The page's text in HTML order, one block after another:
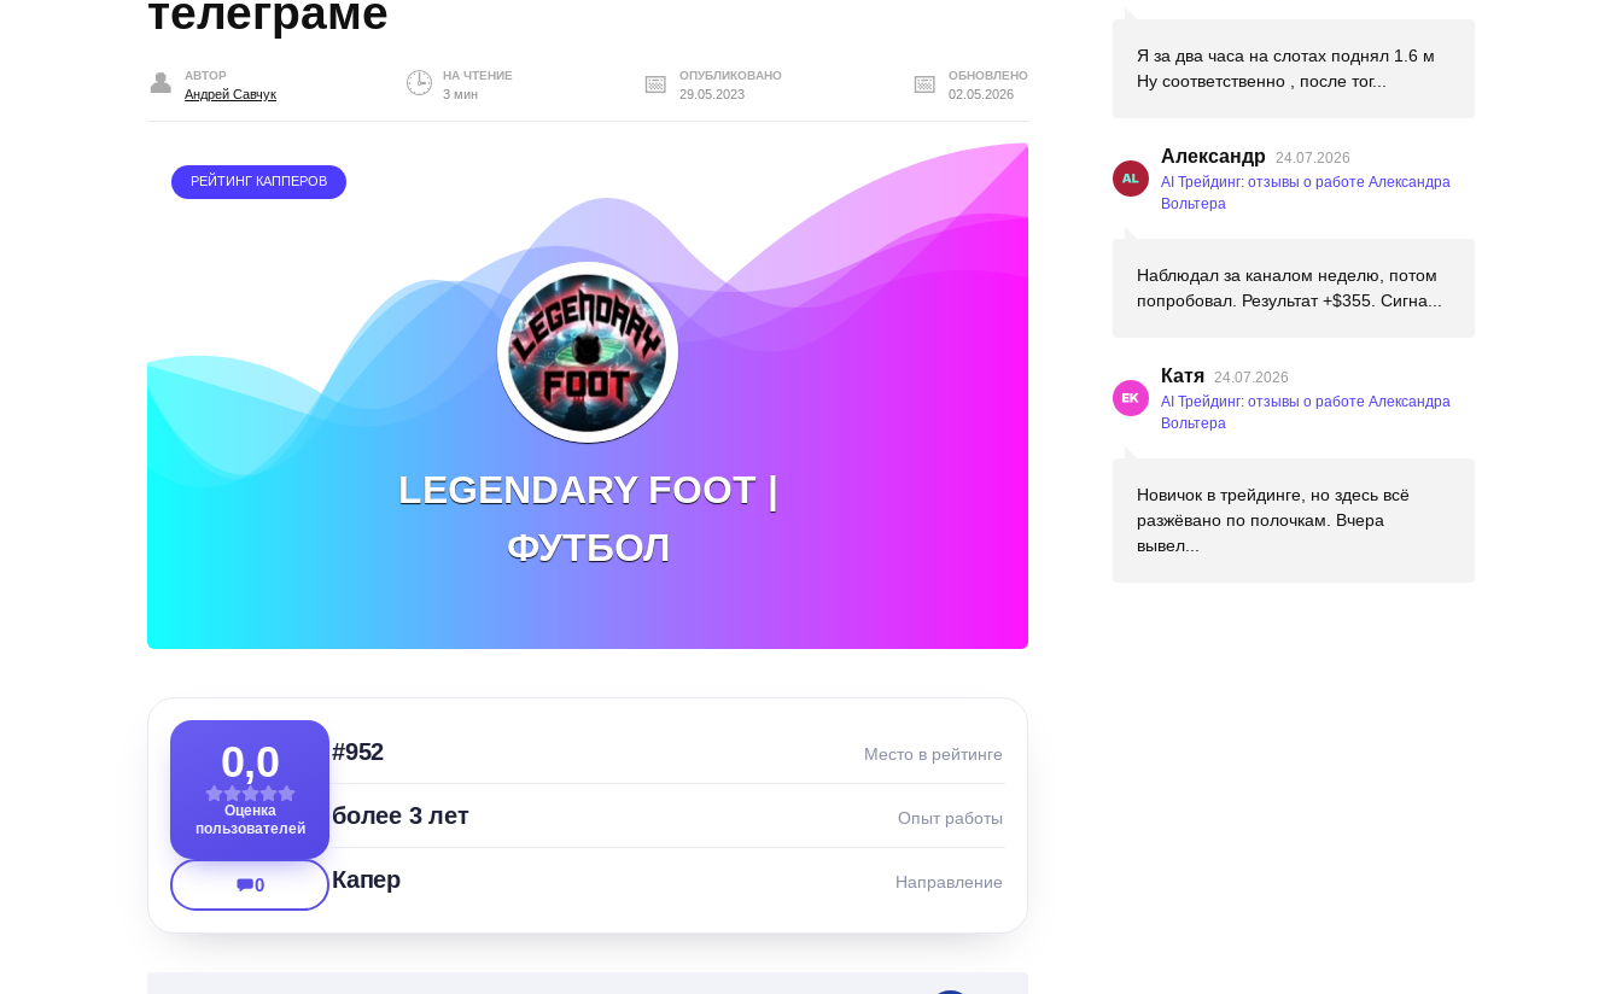
телеграме
АВТОР
Андрей Савчук
НА ЧТЕНИЕ
3 мин
ОПУБЛИКОВАНО
29.05.2023
ОБНОВЛЕНО
02.05.2026
LEGENDARY FOOT |
ФУТБОЛ
РЕЙТИНГ КАППЕРОВ
0,0
Оценка
пользователей
0
#952 Место в рейтинге
более 3 лет Опыт работы
Капер Направление
Я за два часа на слотах поднял 1.6 м
Ну соответственно , после тог...
Александр
24.07.2026
AI Трейдинг: отзывы о работе Александра
Вольтера
Наблюдал за каналом неделю, потом
попробовал. Результат +$355. Сигна...
Катя 24.07.2026
AI Трейдинг: отзывы о работе Александра
Вольтера
Новичок в трейдинге, но здесь всё
разжёвано по полочкам. Вчера
вывел...